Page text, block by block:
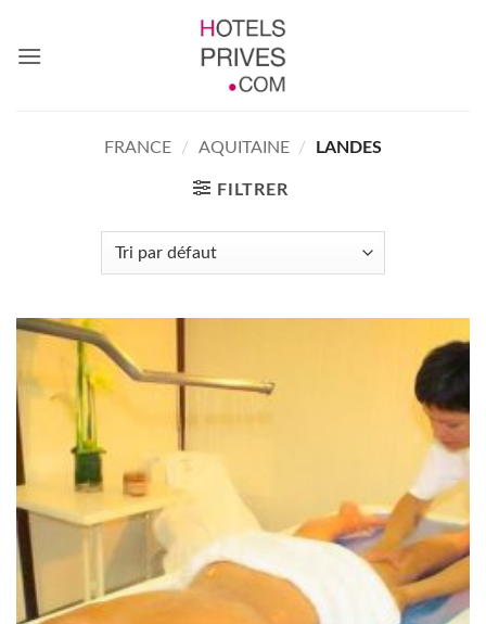
contenu
FRANCE / AQUITAINE / LANDES
FILTRER